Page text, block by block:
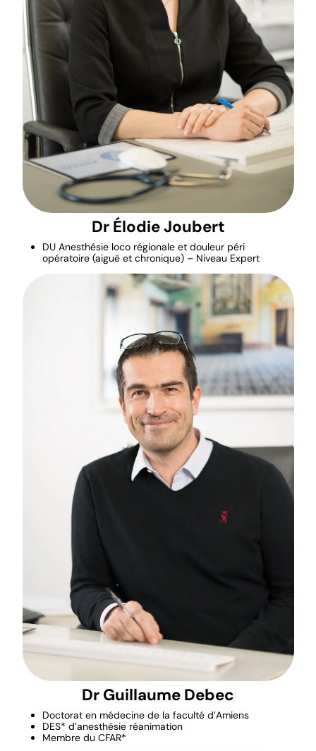
Dr Élodie Joubert
DU Anesthésie loco régionale et douleur péri
opératoire (aiguë et chronique) – Niveau Expert
Dr Guillaume Debec
Doctorat en médecine de la faculté d’Amiens
DES* d’anesthésie réanimation
Membre du CFAR*